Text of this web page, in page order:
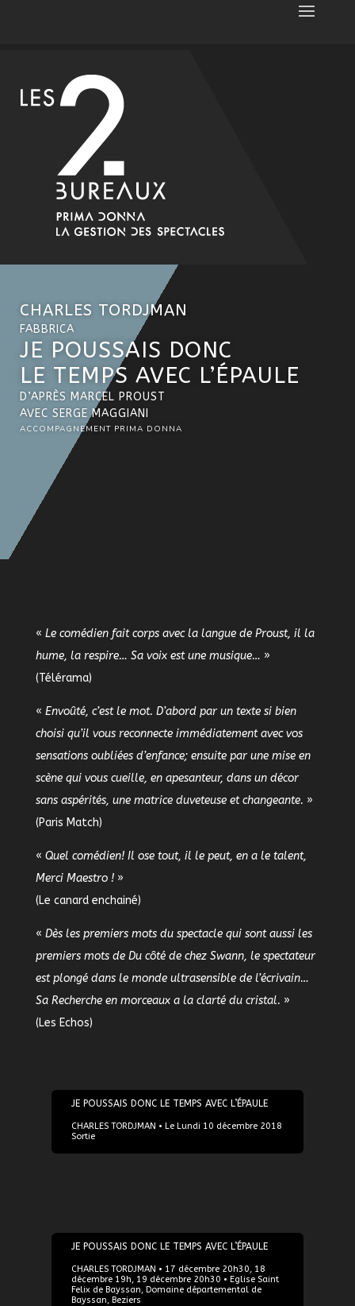
CHARLES TORDJMAN
FABBRICA
JE POUSSAIS DONC
LE TEMPS AVEC L’ÉPAULE
D’APRÈS MARCEL PROUST
AVEC SERGE MAGGIANI
ACCOMPAGNEMENT PRIMA DONNA
« Le comédien fait corps avec la langue de Proust, il la
hume, la respire… Sa voix est une musique… »
(Télérama)
« Envoûté, c’est le mot. D’abord par un texte si bien
choisi qu’il vous reconnecte immédiatement avec vos
sensations oubliées d’enfance; ensuite par une mise en
scène qui vous cueille, en apesanteur, dans un décor
sans aspérités, une matrice duveteuse et changeante. »
(Paris Match)
« Quel comédien! Il ose tout, il le peut, en a le talent,
Merci Maestro !»
(Le canard enchainé)
« Dès les premiers mots du spectacle qui sont aussi les
premiers mots de Du côté de chez Swann, le spectateur
est plongé dans le monde ultrasensible de l’écrivain…
Sa Recherche en morceaux a la clarté du cristal. »
(Les Echos)
10/12/2018
JE POUSSAIS DONC LE TEMPS AVEC L’ÉPAULE
CHARLES TORDJMAN • Le Lundi 10 décembre 2018
Sortie
17/12/2018
JE POUSSAIS DONC LE TEMPS AVEC L’ÉPAULE
CHARLES TORDJMAN • 17 décembre 20h30, 18
décembre 19h, 19 décembre 20h30 • Eglise Saint
Felix de Bayssan, Domaine départemental de
Bayssan, Beziers